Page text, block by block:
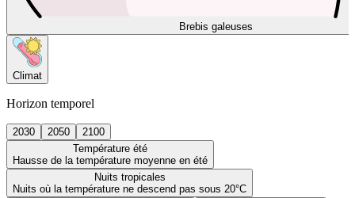
Brebis galeuses
Climat
Horizon temporel
2030 2050
2100
Température été
Hausse de la température moyenne en été
Nuits tropicales
Nuits où la température ne descend pas sous 20°C